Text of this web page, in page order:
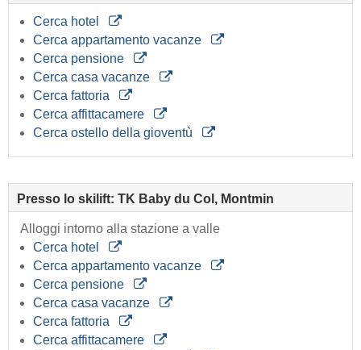
Cerca hotel
Cerca appartamento vacanze
Cerca pensione
Cerca casa vacanze
Cerca fattoria
Cerca affittacamere
Cerca ostello della gioventù
Presso lo skilift: TK Baby du Col, Montmin
Alloggi intorno alla stazione a valle
Cerca hotel
Cerca appartamento vacanze
Cerca pensione
Cerca casa vacanze
Cerca fattoria
Cerca affittacamere